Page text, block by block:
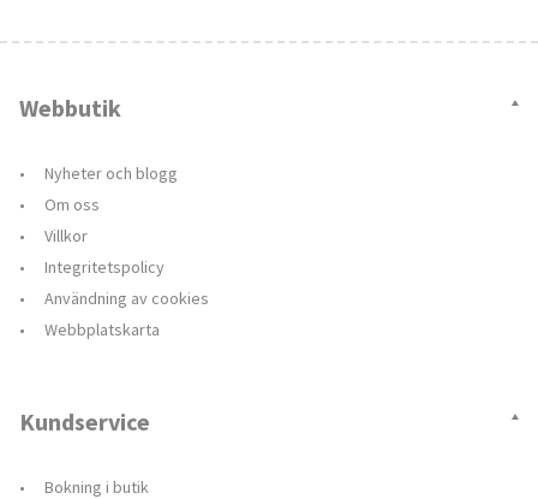
Webbutik
Nyheter och blogg
Om oss
Villkor
Integritetspolicy
Användning av cookies
Webbplatskarta
Kundservice
Bokning i butik